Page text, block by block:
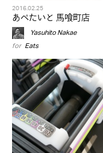
2016.02.25
あぺたいと 馬喰町店
Yasuhito Nakae
for Eats